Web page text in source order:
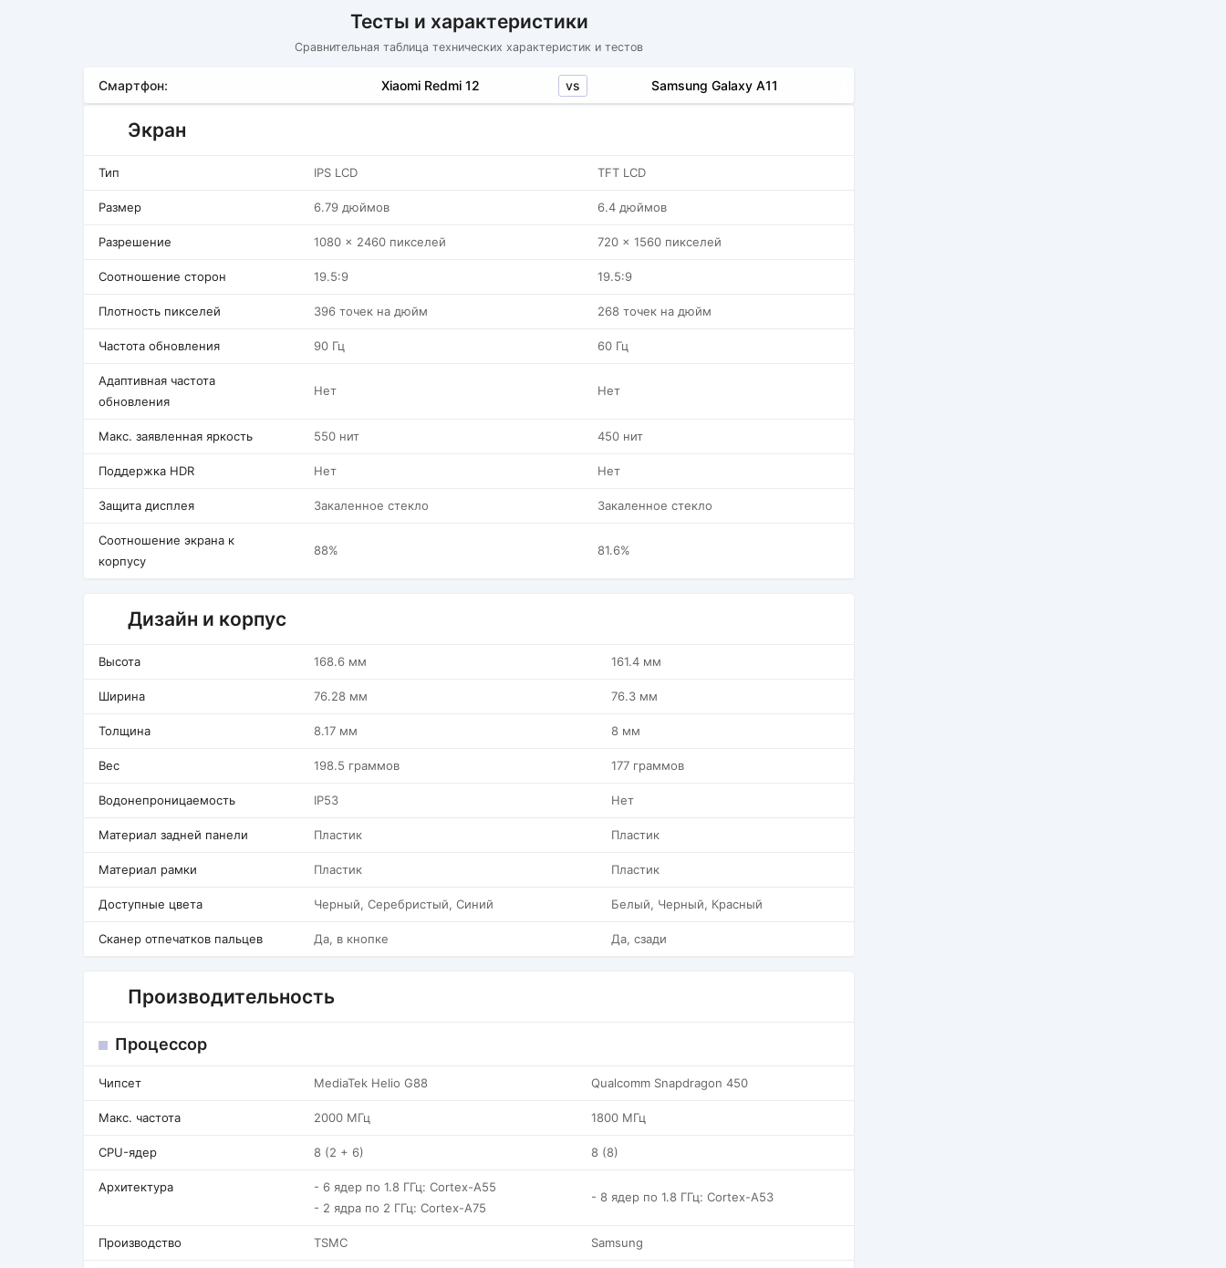
Тесты и характеристики
Сравнительная таблица технических характеристик и тестов
Смартфон: Xiaomi Redmi 12 vs Samsung Galaxy A11
Экран
Тип IPS LCD TFT LCD
Размер 6.79 дюймов 6.4 дюймов
Разрешение 1080 x 2460 пикселей 720 x 1560 пикселей
Соотношение сторон 19.5:9 19.5:9
Плотность пикселей 396 точек на дюйм 268 точек на дюйм
Частота обновления 90 Гц 60 Гц
Адаптивная частота
обновления
Нет Нет
Макс. заявленная яркость 550 нит 450 нит
Поддержка HDR Нет Нет
Защита дисплея Закаленное стекло Закаленное стекло
Соотношение экрана к
корпусу
88% 81.6%
Дизайн и корпус
Высота 168.6 мм 161.4 мм
Ширина 76.28 мм 76.3 мм
Толщина 8.17 мм 8 мм
Вес 198.5 граммов 177 граммов
Водонепроницаемость IP53 Нет
Материал задней панели Пластик Пластик
Материал рамки Пластик Пластик
Доступные цвета Черный, Серебристый, Синий Белый, Черный, Красный
Сканер отпечатков пальцев Да, в кнопке Да, сзади
Производительность
Процессор
Чипсет MediaTek Helio G88 Qualcomm Snapdragon 450
Макс. частота 2000 МГц 1800 МГц
CPU-ядер 8 (2 + 6) 8 (8)
Архитектура
- 6 ядер по 1.8 ГГц: Cortex-A55
- 2 ядра по 2 ГГц: Cortex-A75
- 8 ядер по 1.8 ГГц: Cortex-A53
Производство TSMC Samsung